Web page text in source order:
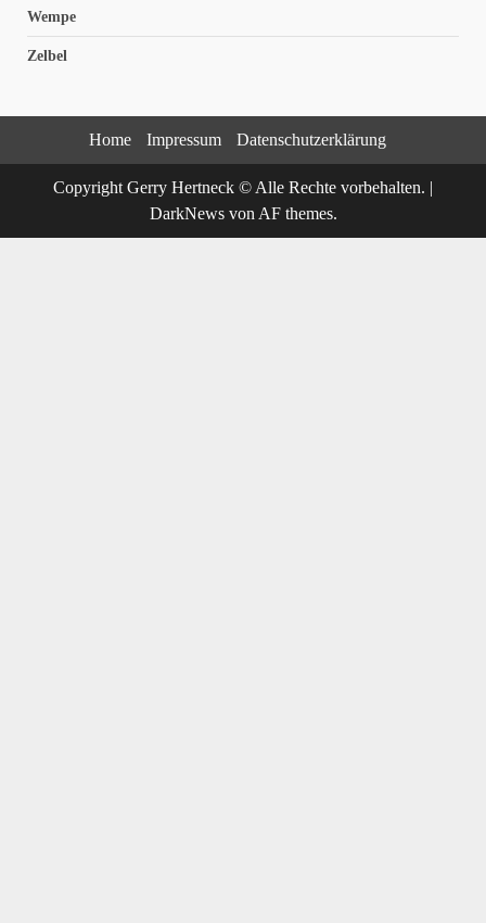
Wempe
Zelbel
Home Impressum Datenschutzerklärung
Copyright Gerry Hertneck © Alle Rechte vorbehalten. |
DarkNewsvon AF themes.